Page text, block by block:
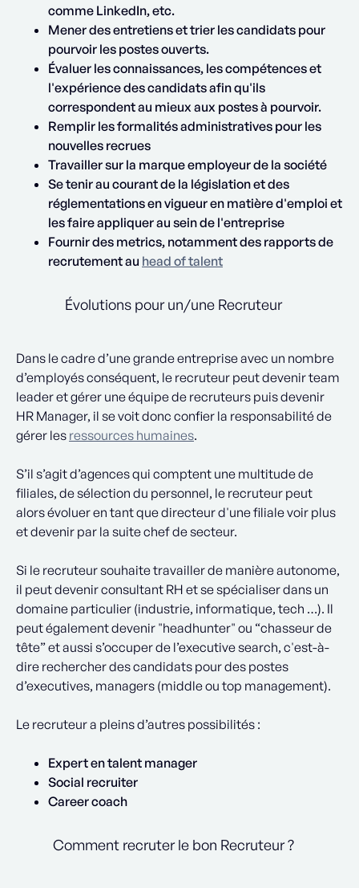
comme LinkedIn, etc.
Mener des entretiens et trier les candidats pour
pourvoir les postes ouverts.
Évaluer les connaissances, les compétences et
l'expérience des candidats afin qu'ils
correspondent au mieux aux postes à pourvoir.
Remplir les formalités administratives pour les
nouvelles recrues
Travailler sur la marque employeur de la société
Se tenir au courant de la législation et des
réglementations en vigueur en matière d'emploi et
les faire appliquer au sein de l'entreprise
Fournir des metrics, notamment des rapports de
recrutement au head of talent
Évolutions pour un/une Recruteur
Dans le cadre d’une grande entreprise avec un nombre
d’employés conséquent, le recruteur peut devenir team
leader et gérer une équipe de recruteurs puis devenir
HR Manager, il se voit donc confier la responsabilité de
gérer les ressources humaines.
S’il s’agit d’agences qui comptent une multitude de
filiales, de sélection du personnel, le recruteur peut
alors évoluer en tant que directeur d'une filiale voir plus
et devenir par la suite chef de secteur.
Si le recruteur souhaite travailler de manière autonome,
il peut devenir consultant RH et se spécialiser dans un
domaine particulier (industrie, informatique, tech …). Il
peut également devenir "headhunter" ou “chasseur de
tête” et aussi s’occuper de l’executive search, c'est-à-
dire rechercher des candidats pour des postes
d’executives, managers (middle ou top management).
Le recruteur a pleins d’autres possibilités :
Expert en talent manager
Social recruiter
Career coach
Comment recruter le bon Recruteur ?